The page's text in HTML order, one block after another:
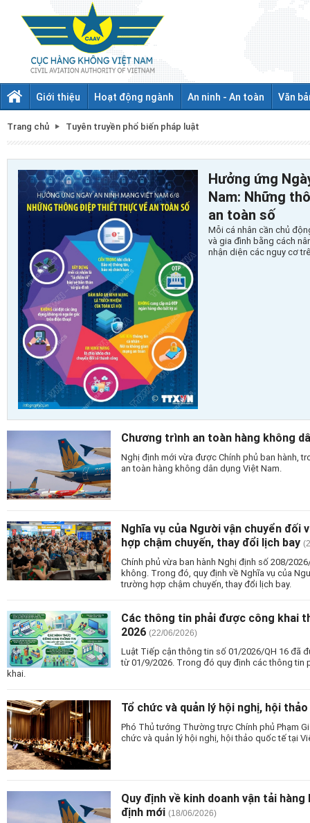
Giới thiệu Hoạt động ngành An ninh - An toàn Văn
Trang chủ Tuyên truyền phổ biến pháp luật
Hưởng ứng
Nam: Những
an toàn số
Mỗi cá nhân cần chủ
và gia đình bằng cách
nhận diện các nguy cơ
Chương trình an toàn hàng không
Nghị định mới vừa được Chính phủ ban hành,
an toàn hàng không dân dụng Việt Nam.
Nghĩa vụ của Người vận chuyển
hợp chậm chuyến, thay đổi lịch bay
Chính phủ vừa ban hành Nghị định số 208/
không. Trong đó, quy định về Nghĩa vụ của
trường hợp chậm chuyến, thay đổi lịch bay.
Các thông tin phải được công khai
2026 (22/06/2026)
Luật Tiếp cận thông tin số 01/2026/QH 16 đã
từ 01/9/2026. Trong đó quy định các thông tin
khai.
Tổ chức và quản lý hội nghị, hội
Phó Thủ tướng Thường trực Chính phủ Phạm
chức và quản lý hội nghị, hội thảo quốc tế tại
Quy định về kinh doanh vận tải
định mới (18/06/2026)